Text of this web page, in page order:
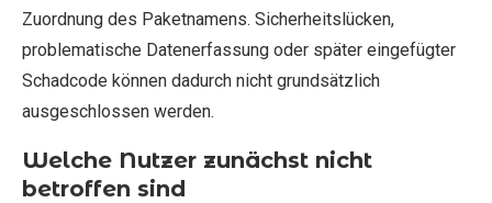
Zuordnung des Paketnamens. Sicherheitslücken,
problematische Datenerfassung oder später eingefügter
Schadcode können dadurch nicht grundsätzlich
ausgeschlossen werden.
Welche Nutzer zunächst nicht
betroffen sind